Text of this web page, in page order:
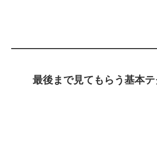
最後まで見てもらう基本テ